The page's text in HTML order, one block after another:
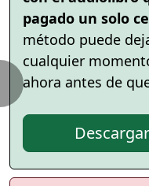
pagado un solo
método puede
cualquier
ahora antes de